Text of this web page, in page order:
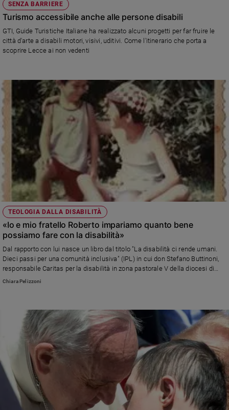
SENZA BARRIERE
Turismo accessibile anche alle persone disabili
GTI, Guide Turistiche Italiane ha realizzato alcuni progetti per far fruire le
città d'arte a disabili motori, visivi, uditivi. Come l'itinerario che porta a
scoprire Lecce ai non vedenti
TEOLOGIA DALLA DISABILITÀ
«Io e mio fratello Roberto impariamo quanto bene
possiamo fare con la disabilità»
Dal rapporto con lui nasce un libro dal titolo "La disabilità ci rende umani.
Dieci passi per una comunità inclusiva" (IPL) in cui don Stefano Buttinoni,
responsabile Caritas per la disabilità in zona pastorale V della diocesi di
Milano, offre gli strumenti per ripensare una comunità più inclusiva (in
Chiara Pelizzoni